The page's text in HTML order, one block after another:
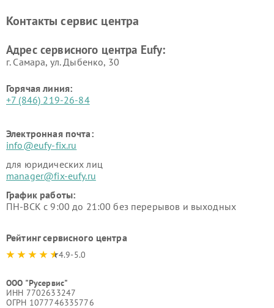
Контакты сервис центра
Адрес сервисного центра Eufy:
г. Самара, ул. Дыбенко, 30
Горячая линия:
+7 (846) 219-26-84
Электронная почта:
info@eufy-fix.ru
для юридических лиц
manager@fix-eufy.ru
График работы:
ПН-ВСК с 9:00 до 21:00 без перерывов и выходных
Рейтинг сервисного центра
4.9-5.0
ООО "Русервис"
ИНН 7702633247
ОГРН 1077746335776